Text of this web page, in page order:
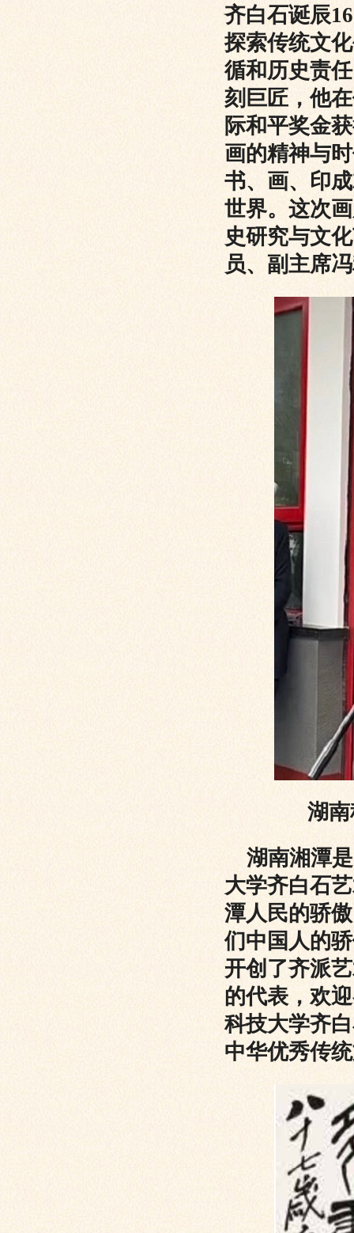
齐白石诞辰
探索传统文
循和历史责
刻巨匠，他
际和平奖金
画的精神与
书、画、印
世界。这次
史研究与文
员、副主席
湖
湖南湘潭
大学齐白石
潭人民的骄
们中国人的
开创了齐派
的代表，欢
科技大学齐
中华优秀传